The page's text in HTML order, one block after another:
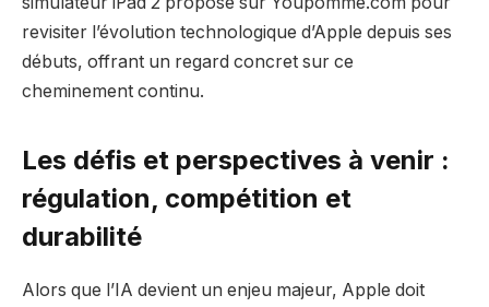
revisiter l’évolution technologique d’Apple depuis ses
débuts, offrant un regard concret sur ce
cheminement continu.
Les défis et perspectives à venir :
régulation, compétition et
durabilité
Alors que l’IA devient un enjeu majeur, Apple doit